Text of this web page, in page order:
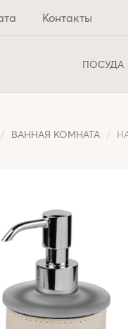
Контакты
ПОСУДА
ВАННАЯ КОМНАТА